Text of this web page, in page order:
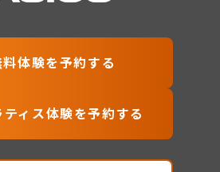
体験を予約する
ティス体験を予約する